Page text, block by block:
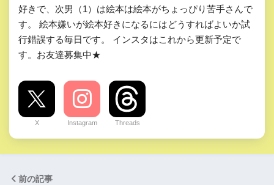
好きで、次男（1）は絵本は絵本がちょっぴり苦手さんで
す。 絵本嫌いが絵本好きになるにはどうすればよいか試
行錯誤する毎日です。 インスタはこれから更新予定で
す。お友達募集中★
X Instagram Threads
前の記事